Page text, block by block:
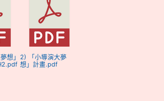
想」
2) 「小導演大夢
想」計畫.pdf